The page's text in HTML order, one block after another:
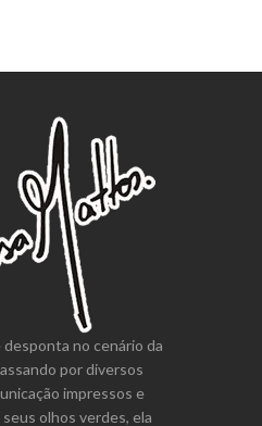
desponta no cenário da
por diversos
impressos e
olhos verdes, ela